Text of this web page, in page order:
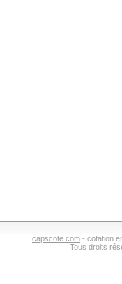
capscote.com - cotation
Tous droits